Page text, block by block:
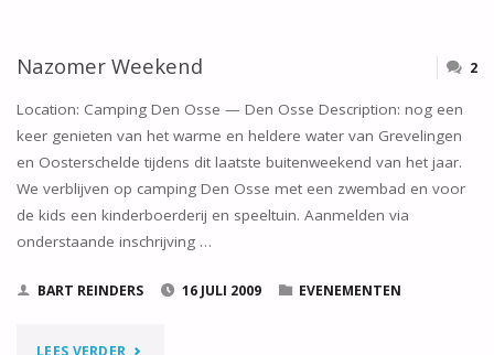
SEPTEMBER
2009"
Nazomer Weekend 2
Location: Camping Den Osse — Den Osse Description: nog een
keer genieten van het warme en heldere water van Grevelingen
en Oosterschelde tijdens dit laatste buitenweekend van het jaar.
We verblijven op camping Den Osse met een zwembad en voor
de kids een kinderboerderij en speeltuin. Aanmelden via
onderstaande inschrijving …
BART REINDERS 16 JULI 2009 EVENEMENTEN
LEES VERDER "NAZOMER